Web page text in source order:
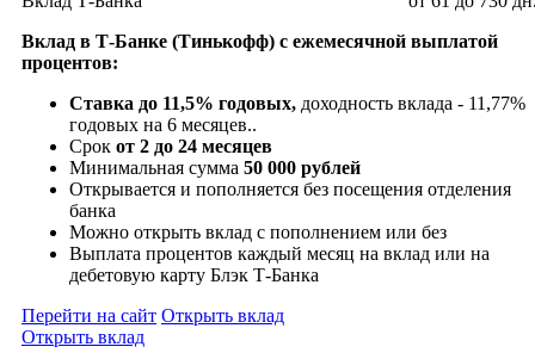
Вклад в Т-Банке (Тинькофф) с ежемесячной выплатой
процентов:
Ставка до 11,5% годовых, доходность вклада - 11,77%
годовых на 6 месяцев..
Срок от 2 до 24 месяцев
Минимальная сумма 50 000 рублей
Открывается и пополняется без посещения отделения
банка
Можно открыть вклад с пополнением или без
Выплата процентов каждый месяц на вклад или на
дебетовую карту Блэк Т-Банка
Перейти на сайт Открыть вклад
Открыть вклад